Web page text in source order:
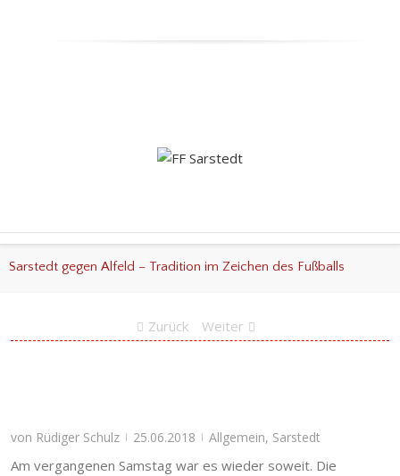
Sarstedt gegen Alfeld – Tradition im Zeichen des Fußballs
Zurück Weiter
von Rüdiger Schulz | 25.06.2018 | Allgemein, Sarstedt
Am vergangenen Samstag war es wieder soweit. Die